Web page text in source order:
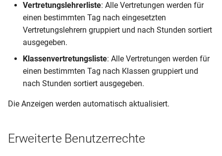
Import aus LUSD
Automation
Vertretungslehrerliste: Alle Vertretungen werden für
einen bestimmten Tag nach eingesetzten
Vertretungslehrern gruppiert und nach Stunden sortiert
ausgegeben.
Klassenvertretungsliste: Alle Vertretungen werden für
einen bestimmten Tag nach Klassen gruppiert und
nach Stunden sortiert ausgegeben.
Die Anzeigen werden automatisch aktualisiert.
Erweiterte Benutzerrechte